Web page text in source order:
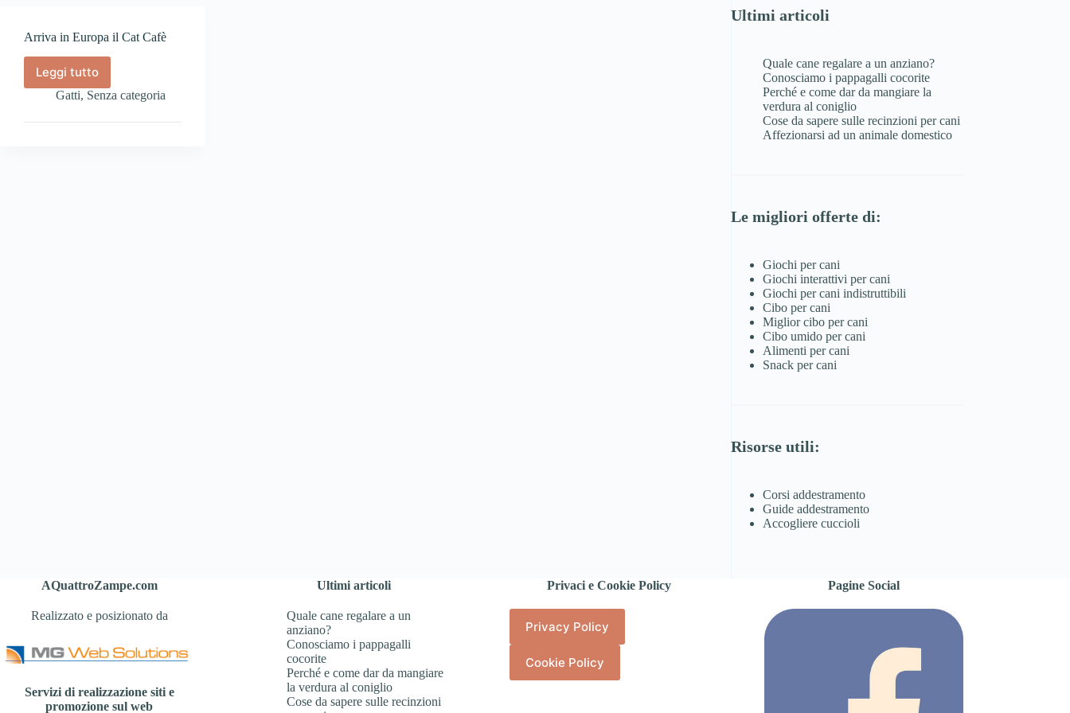
Arriva in Europa il Cat Cafè
Leggi tutto
Arriva
in
il
Gatti, Senza categoria
Ultimi articoli
Quale cane regalare a un anziano?
Conosciamo i pappagalli cocorite
Perché e come dar da mangiare la
verdura al coniglio
Cose da sapere sulle recinzioni per cani
Affezionarsi ad un animale domestico
Le migliori offerte di:
Giochi per cani
Giochi interattivi per cani
Giochi per cani indistruttibili
Cibo per cani
Miglior cibo per cani
Cibo umido per cani
Alimenti per cani
Snack per cani
Risorse utili:
Corsi addestramento
Guide addestramento
Accogliere cuccioli
AQuattroZampe.com
Realizzato e posizionato da
Servizi di realizzazione siti e
promozione sul web
Ultimi articoli
Quale cane regalare a un
anziano?
Conosciamo i pappagalli
cocorite
Perché e come dar da mangiare
la verdura al coniglio
Cose da sapere sulle recinzioni
Privaci e Cookie Policy
Privacy Policy
Cookie Policy
Pagine Social